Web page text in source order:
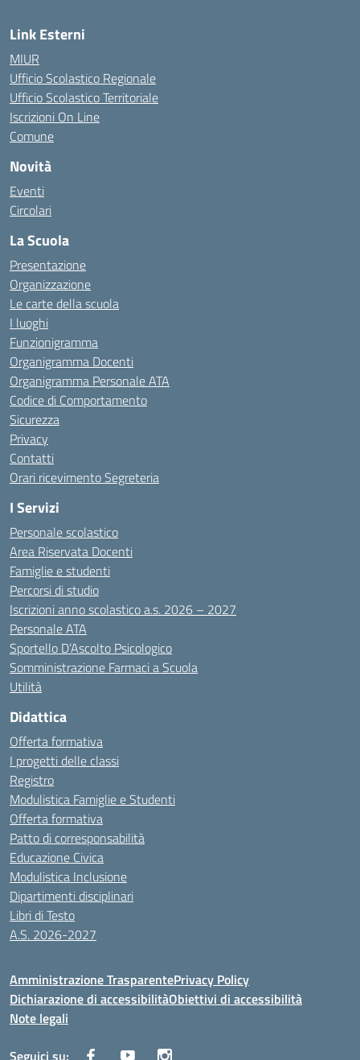
Link Esterni
MIUR
Ufficio Scolastico Regionale
Ufficio Scolastico Territoriale
Iscrizioni On Line
Comune
Novità
Eventi
Circolari
La Scuola
Presentazione
Organizzazione
Le carte della scuola
I luoghi
Funzionigramma
Organigramma Docenti
Organigramma Personale ATA
Codice di Comportamento
Sicurezza
Privacy
Contatti
Orari ricevimento Segreteria
I Servizi
Personale scolastico
Area Riservata Docenti
Famiglie e studenti
Percorsi di studio
Iscrizioni anno scolastico a.s. 2026 – 2027
Personale ATA
Sportello D’Ascolto Psicologico
Somministrazione Farmaci a Scuola
Utilità
Didattica
Offerta formativa
I progetti delle classi
Registro
Modulistica Famiglie e Studenti
Offerta formativa
Patto di corresponsabilità
Educazione Civica
Modulistica Inclusione
Dipartimenti disciplinari
Libri di Testo
A.S. 2026-2027
Amministrazione TrasparentePrivacy Policy
Dichiarazione di accessibilitàObiettivi di accessibilità
Note legali
Seguici su: